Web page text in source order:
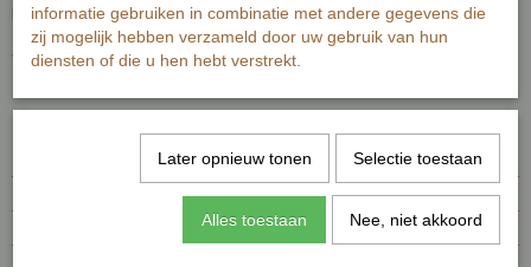
De Illustratie is gemaakt met aquarelverf en zwarte inkt.
Wenskaart bevat aan de voorzijde geen tekst.
MI310-358
7448108276249
MI310
informatie gebruiken in combinatie met andere gegevens die
zij mogelijk hebben verzameld door uw gebruik van hun
diensten of die u hen hebt verstrekt.
Later opnieuw tonen Selectie toestaan
Alles toestaan Nee, niet akkoord